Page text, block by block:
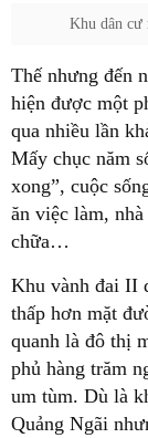
Khu dân cư
Thế nhưng đến
hiện được một
qua nhiều lần
Mấy chục năm
xong”, cuộc
ăn việc làm,
chữa…
Khu vành đai II
thấp hơn mặt
quanh là đô thị
phủ hàng trăm
um tùm. Dù là
Quảng Ngãi